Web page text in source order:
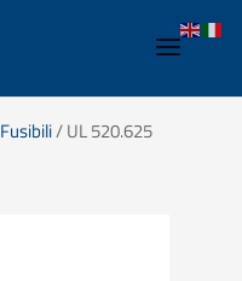
Fusibili/ UL 520.625